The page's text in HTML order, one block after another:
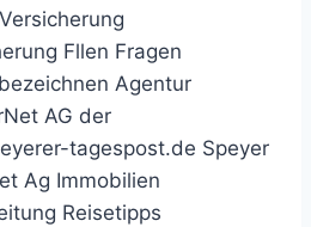
Fllen Fragen
Agentur
AG der
tagespost.de Speyer
Ag Immobilien
Reisetipps